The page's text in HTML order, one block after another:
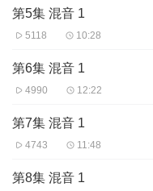
第5集 混音 1
5118 10:28
第6集 混音 1
4990 12:22
第7集 混音 1
4743 11:48
第8集 混音 1